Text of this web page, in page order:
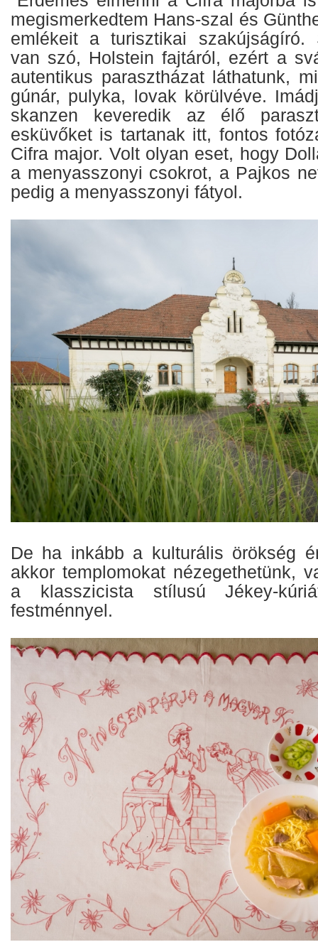
megismerkedtem Hans-szal és
emlékeit a turisztikai szakújságíró.
van szó, Holstein fajtáról, ezért a
autentikus parasztházat láthatunk,
gúnár, pulyka, lovak körülvéve.
skanzen keveredik az élő
esküvőket is tartanak itt, fontos
Cifra major. Volt olyan eset, hogy
a menyasszonyi csokrot, a Pajkos
pedig a menyasszonyi fátyol.
De ha inkább a kulturális örökség
akkor templomokat nézegethetünk,
a klasszicista stílusú Jékey-
festménnyel.